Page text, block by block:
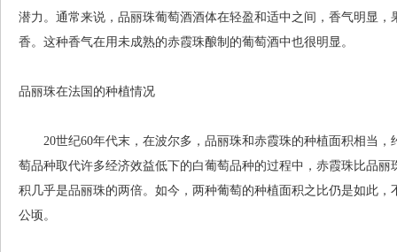
潜力。通常来说，品丽珠葡萄酒酒体在轻盈和适中之间，香气明显
香。这种香气在用未成熟的赤霞珠酿制的葡萄酒中也很明显。
品丽珠在法国的种植情况
20世纪60年代末，在波尔多，品丽珠和赤霞珠的种植面积相当，
萄品种取代许多经济效益低下的白葡萄品种的过程中，赤霞珠比品
积几乎是品丽珠的两倍。如今，两种葡萄的种植面积之比仍是如此
公顷。